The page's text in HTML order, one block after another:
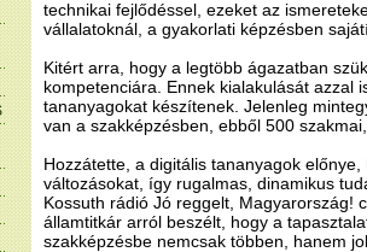
technikai fejlődéssel, ezeket az
vállalatoknál, a gyakorlati képzésben
Kitért arra, hogy a legtöbb ágazatban
kompetenciára. Ennek kialakulását azzal
tananyagokat készítenek. Jelenleg
van a szakképzésben, ebből 500
Hozzátette, a digitális tananyagok
változásokat, így rugalmas, dinamikus
Kossuth rádió Jó reggelt, Magyarország!
államtitkár arról beszélt, hogy a
szakképzésbe nemcsak többen, hanem